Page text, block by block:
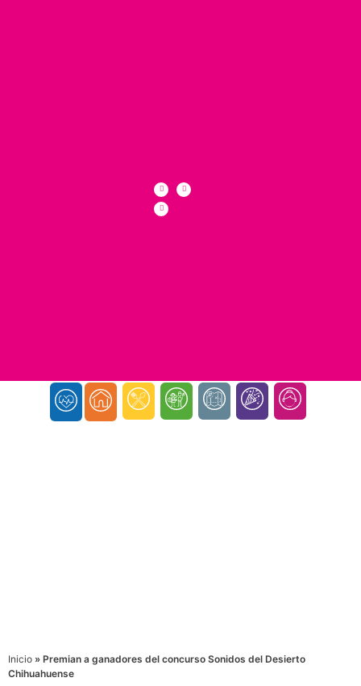
Inicio » Premian a ganadores del concurso Sonidos del Desierto
Chihuahuense